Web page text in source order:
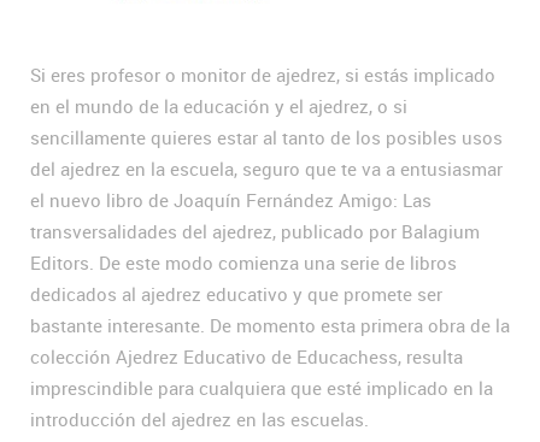
Si eres profesor o monitor de ajedrez, si estás implicado
en el mundo de la educación y el ajedrez, o si
sencillamente quieres estar al tanto de los posibles usos
del ajedrez en la escuela, seguro que te va a entusiasmar
el nuevo libro de Joaquín Fernández Amigo: Las
transversalidades del ajedrez, publicado por Balagium
Editors. De este modo comienza una serie de libros
dedicados al ajedrez educativo y que promete ser
bastante interesante. De momento esta primera obra de la
colección Ajedrez Educativo de Educachess, resulta
imprescindible para cualquiera que esté implicado en la
introducción del ajedrez en las escuelas.